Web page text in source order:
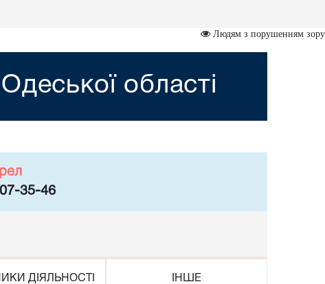
Людям з порушенням зору
області
35-46
ДІЯЛЬНОСТІ ІНШЕ